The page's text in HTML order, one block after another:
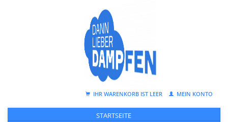
IHR WARENKORB IST LEER MEIN KONTO
STARTSEITE